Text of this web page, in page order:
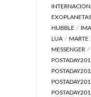
EXOPLANETAS
HUBBLE
LUA
MARTE
MESSENGER